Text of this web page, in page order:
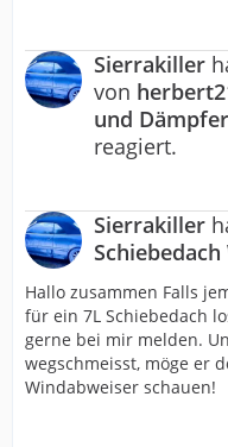
Sierrakiller
von
und
reagiert.
Sierrakiller
Hallo zusammen Falls
für ein 7L Schiebedach
gerne bei mir melden.
wegschmeisst, möge er
Windabweiser schauen!